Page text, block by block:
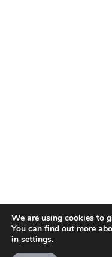
We are using cookies to
You can find out more
in settings.